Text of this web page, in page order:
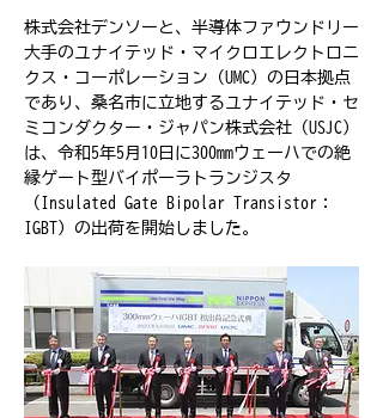
株式会社デンソーと、半導体ファウンドリー
大手のユナイテッド・マイクロエレクトロニ
クス・コーポレーション（UMC）の日本拠点
であり、桑名市に立地するユナイテッド・セ
ミコンダクター・ジャパン株式会社（USJC）
は、令和5年5月10日に300mmウェーハでの絶
縁ゲート型バイポーラトランジスタ
（Insulated Gate Bipolar Transistor：
IGBT）の出荷を開始しました。